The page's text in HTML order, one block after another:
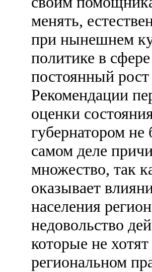
менять,
при нынешнем
политике в
постоянный
Рекомендации
оценки
губернатором не
самом деле
множество, так
оказывает
населения
недовольство
которые не
региональном